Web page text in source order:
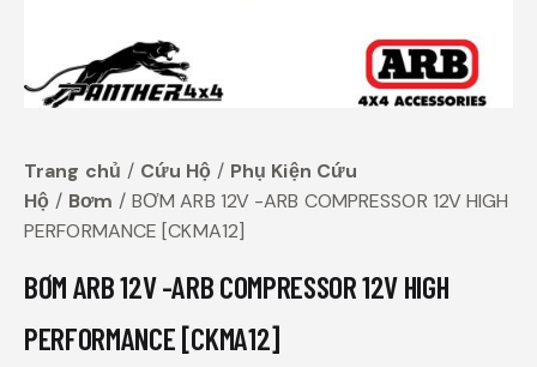
Trang chủ Cứu Hộ
Phụ Kiện Cứu
Hộ
Bơm
BƠM ARB 12V -ARB COMPRESSOR 12V HIGH
PERFORMANCE [CKMA12]
BƠM ARB 12V -ARB COMPRESSOR 12V HIGH
PERFORMANCE [CKMA12]